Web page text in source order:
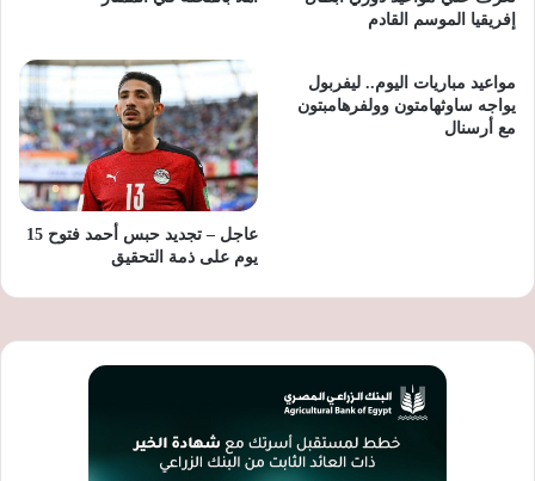
إفريقيا الموسم القادم
مواعيد مباريات اليوم.. ليفربول
يواجه ساوثهامتون وولفرهامبتون
مع أرسنال
عاجل – تجديد حبس أحمد فتوح 15
يوم على ذمة التحقيق